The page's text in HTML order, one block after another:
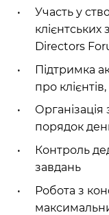
Участь у
клієнтських
Directors
Підтримка
про
Організація
порядок
Контроль
завдань
Робота з